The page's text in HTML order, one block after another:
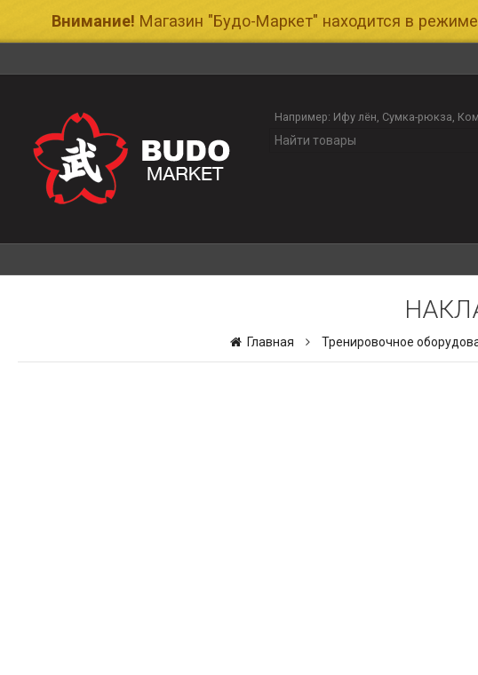
Внимание! Магазин "Будо-Маркет" находится в
Например: Ифу лён Сумка-рюкза
Главная Тренировочное